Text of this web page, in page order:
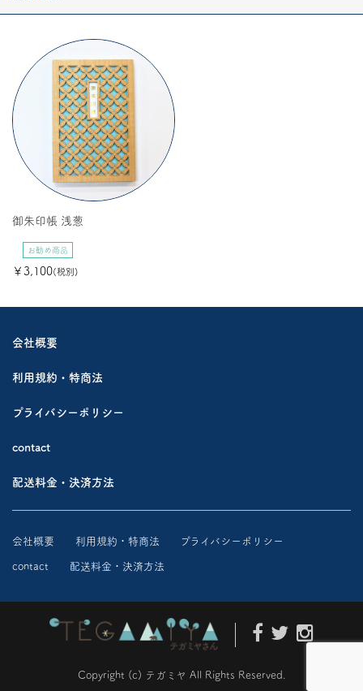
御朱印帳 浅葱
お勧め商品
￥3,100(税別)
会社概要
利用規約・特商法
プライバシーポリシー
contact
配送料金・決済方法
会社概要 利用規約・特商法 プライバシーポリシー
contact 配送料金・決済方法
Copyright (c) テガミヤ All Rights Reserved.